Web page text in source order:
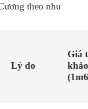
theo nhu
Lý do
Giá
khảo